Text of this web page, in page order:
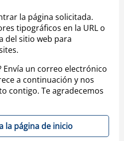
la página solicitada.
tipográficos en la URL o
del sitio web para
Envía un correo electrónico
a continuación y nos
contigo. Te agradecemos
la página de inicio